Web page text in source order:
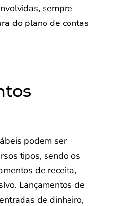
sempre
do plano de contas
podem ser
tipos, sendo os
de receita,
Lançamentos de
de dinheiro,